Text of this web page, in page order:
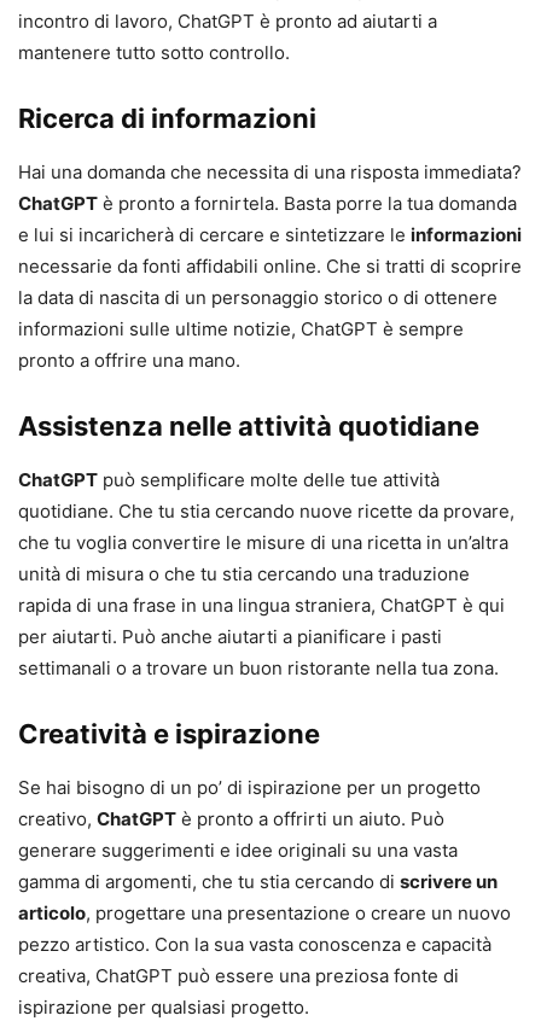
incontro di lavoro, ChatGPT è pronto ad aiutarti a
mantenere tutto sotto controllo.
Ricerca di informazioni
Hai una domanda che necessita di una risposta immediata?
ChatGPT è pronto a fornirtela. Basta porre la tua domanda
e lui si incaricherà di cercare e sintetizzare le informazioni
necessarie da fonti affidabili online. Che si tratti di scoprire
la data di nascita di un personaggio storico o di ottenere
informazioni sulle ultime notizie, ChatGPT è sempre
pronto a offrire una mano.
Assistenza nelle attività quotidiane
ChatGPT può semplificare molte delle tue attività
quotidiane. Che tu stia cercando nuove ricette da provare,
che tu voglia convertire le misure di una ricetta in un’altra
unità di misura o che tu stia cercando una traduzione
rapida di una frase in una lingua straniera, ChatGPT è qui
per aiutarti. Può anche aiutarti a pianificare i pasti
settimanali o a trovare un buon ristorante nella tua zona.
Creatività e ispirazione
Se hai bisogno di un po’ di ispirazione per un progetto
creativo, ChatGPT è pronto a offrirti un aiuto. Può
generare suggerimenti e idee originali su una vasta
gamma di argomenti, che tu stia cercando di scrivere un
articolo, progettare una presentazione o creare un nuovo
pezzo artistico. Con la sua vasta conoscenza e capacità
creativa, ChatGPT può essere una preziosa fonte di
ispirazione per qualsiasi progetto.